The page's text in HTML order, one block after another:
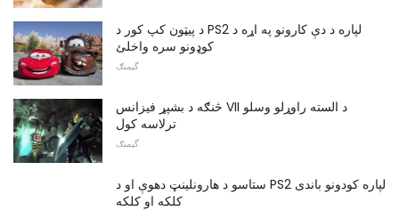
د پیټون کپ کور د PS2 لپاره د دې کارونو په اړه د
کوډونو سره واخلئ
گیمنګ
څنګه د بشپړ فیزانس VII د السته راوړلو وسلو
ترلاسه کول
گیمنګ
ستاسو د هارونلینټ دھوې او د PS2 لپاره کودونو باندی
کلکه او کلکه